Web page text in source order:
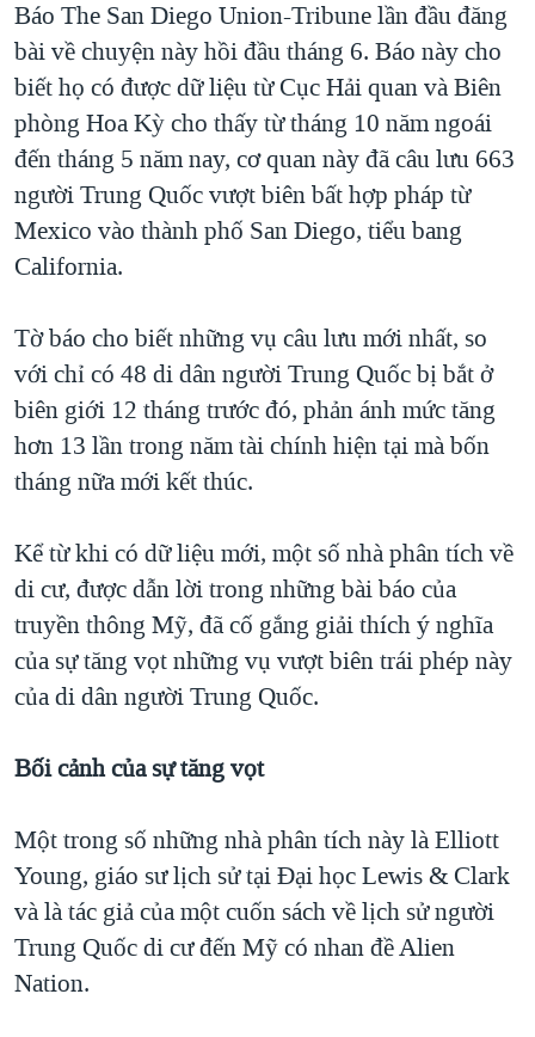
QUAN HỆ VIỆT MỸ
Báo The San Diego Union-Tribune lần đầu đăng
bài về chuyện này hồi đầu tháng 6. Báo này cho
biết họ có được dữ liệu từ Cục Hải quan và Biên
phòng Hoa Kỳ cho thấy từ tháng 10 năm ngoái
đến tháng 5 năm nay, cơ quan này đã câu lưu 663
người Trung Quốc vượt biên bất hợp pháp từ
Mexico vào thành phố San Diego, tiểu bang
California.
Tờ báo cho biết những vụ câu lưu mới nhất, so
với chỉ có 48 di dân người Trung Quốc bị bắt ở
biên giới 12 tháng trước đó, phản ánh mức tăng
hơn 13 lần trong năm tài chính hiện tại mà bốn
tháng nữa mới kết thúc.
Kể từ khi có dữ liệu mới, một số nhà phân tích về
di cư, được dẫn lời trong những bài báo của
truyền thông Mỹ, đã cố gắng giải thích ý nghĩa
của sự tăng vọt những vụ vượt biên trái phép này
của di dân người Trung Quốc.
Bối cảnh của sự tăng vọt
Một trong số những nhà phân tích này là Elliott
Young, giáo sư lịch sử tại Đại học Lewis & Clark
và là tác giả của một cuốn sách về lịch sử người
Trung Quốc di cư đến Mỹ có nhan đề Alien
Nation.